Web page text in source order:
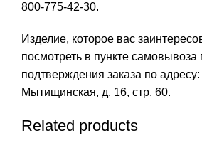
800-775-42-30.
Изделие, которое вас
посмотреть в пункте самовывоза
подтверждения заказа по адресу:
Мытищинская, д. 16, стр. 60.
Related products